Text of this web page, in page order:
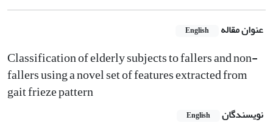
عنوان مقاله English
Classification of elderly subjects to fallers and non-
fallers using a novel set of features extracted from
gait frieze pattern
نویسندگان English